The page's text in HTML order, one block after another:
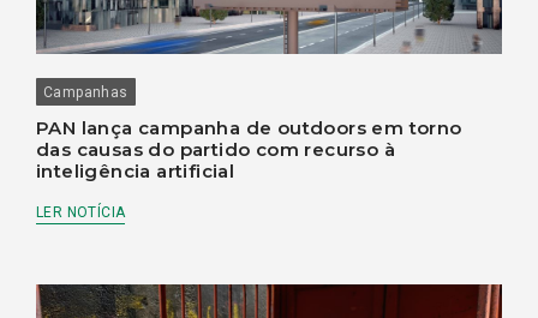
Campanhas
PAN lança campanha de outdoors em torno
das causas do partido com recurso à
inteligência artificial
LER NOTÍCIA